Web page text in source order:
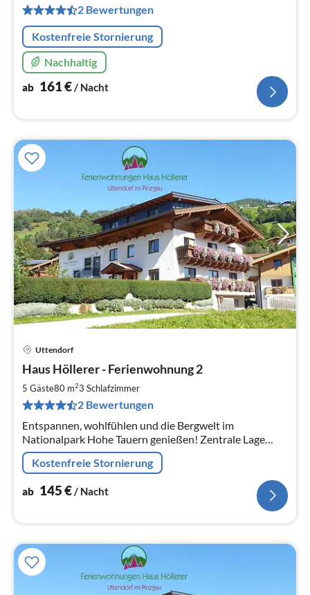
2 Bewertungen
Kostenfreie Stornierung
Nachhaltig
ab 161€/ Nacht
Uttendorf
Haus Höllerer - Ferienwohnung 2
5 Gäste80 m23 Schlafzimmer
2 Bewertungen
Entspannen, wohlfühlen und die Bergwelt im
Nationalpark Hohe Tauern genießen! Zentrale Lage
zwischen Zell am See, Kaprun und Kitzbühel.
Ausgangspunkt für zahlreiche Aktivitäten.
Kostenfreie Stornierung
ab 145€/ Nacht